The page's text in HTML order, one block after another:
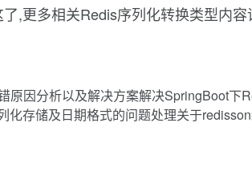
,更多相关Redis序列化转换类型内
因分析以及解决方案解决SpringBoot
存储及日期格式的问题处理关于